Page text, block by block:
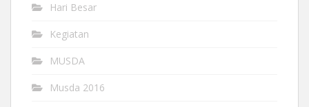
Hari Besar
Kegiatan
MUSDA
Musda 2016